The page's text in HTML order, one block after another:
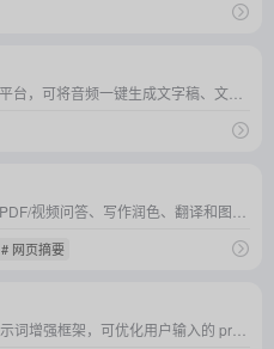
# 网页摘要